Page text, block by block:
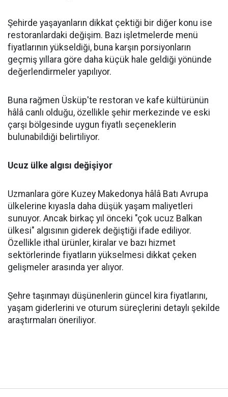
Şehirde yaşayanların dikkat çektiği bir diğer konu ise
restoranlardaki değişim. Bazı işletmelerde menü
fiyatlarının yükseldiği, buna karşın porsiyonların
geçmiş yıllara göre daha küçük hale geldiği yönünde
değerlendirmeler yapılıyor.
Buna rağmen Üsküp'te restoran ve kafe kültürünün
hâlâ canlı olduğu, özellikle şehir merkezinde ve eski
çarşı bölgesinde uygun fiyatlı seçeneklerin
bulunabildiği belirtiliyor.
Ucuz ülke algısı değişiyor
Uzmanlara göre Kuzey Makedonya hâlâ Batı Avrupa
ülkelerine kıyasla daha düşük yaşam maliyetleri
sunuyor. Ancak birkaç yıl önceki "çok ucuz Balkan
ülkesi" algısının giderek değiştiği ifade ediliyor.
Özellikle ithal ürünler, kiralar ve bazı hizmet
sektörlerinde fiyatların yükselmesi dikkat çeken
gelişmeler arasında yer alıyor.
Şehre taşınmayı düşünenlerin güncel kira fiyatlarını,
yaşam giderlerini ve oturum süreçlerini detaylı şekilde
araştırmaları öneriliyor.